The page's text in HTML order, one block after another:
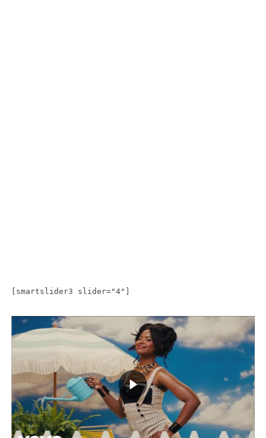
[smartslider3 slider="4"]